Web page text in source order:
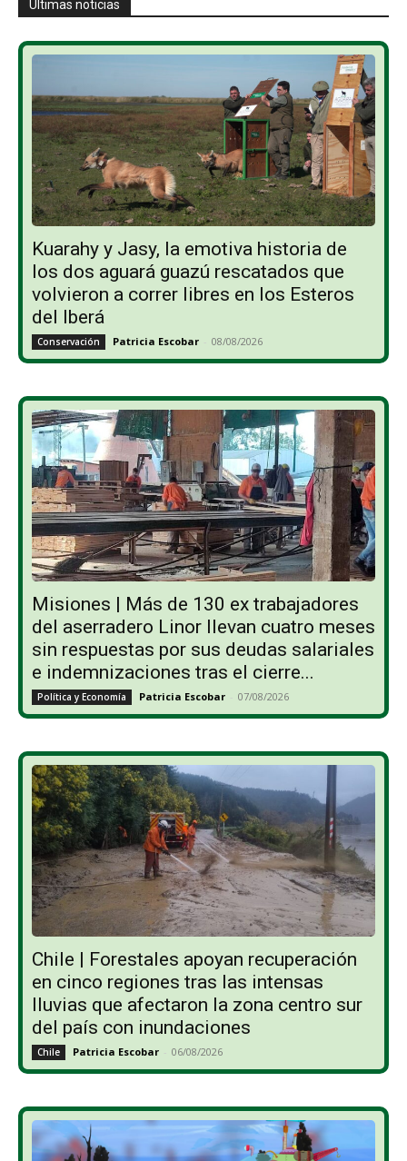
Últimas noticias
Kuarahy y Jasy, la emotiva historia de
los dos aguará guazú rescatados que
volvieron a correr libres en los Esteros
del Iberá
Conservación Patricia Escobar - 08/08/2026
Misiones | Más de 130 ex trabajadores
del aserradero Linor llevan cuatro meses
sin respuestas por sus deudas salariales
e indemnizaciones tras el cierre...
Política y Economía Patricia Escobar - 07/08/2026
Chile | Forestales apoyan recuperación
en cinco regiones tras las intensas
lluvias que afectaron la zona centro sur
del país con inundaciones
Chile Patricia Escobar - 06/08/2026